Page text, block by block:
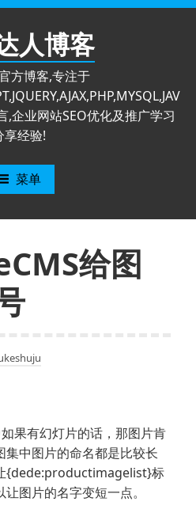
人博客
方博客,专注于
,企业网站SEO优化及推广学习
享经验!
菜单
给图
果有幻灯片的话，那图片肯
集中图片的命名都是比较长
{dede:productimagelist}标
图片的名字变短一点。